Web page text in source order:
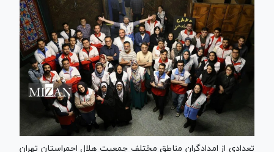
تعدادی از امدادگران مناطق مختلف جمعیت هلال احمراستان تهران